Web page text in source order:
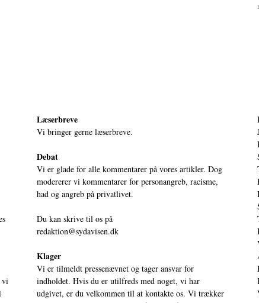
vi
Læserbreve
Vi bringer gerne læserbreve.
Debat
Vi er glade for alle kommentarer på vores artikler. Dog
modererer vi kommentarer for personangreb, racisme,
had og angreb på privatlivet.
Du kan skrive til os på
redaktion@sydavisen.dk
Klager
Vi er tilmeldt pressenævnet og tager ansvar for
indholdet. Hvis du er utilfreds med noget, vi har
udgivet, er du velkommen til at kontakte os. Vi trækker